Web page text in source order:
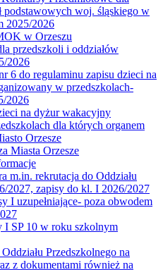
podstawowych woj. śląskiego w
2025/2026
w Orzeszu
przedszkoli i oddziałów
2026
6 do regulaminu zapisu dzieci na
w przedszkolach-
2026
na dyżur wakacyjny
dla których organem
Orzesze
Miasta Orzesze
m.in. rekrutacja do Oddziału
2027, zapisy do kl. I 2026/2027
I uzupełniające- poza obwodem
I SP 10 w roku szkolnym
Przedszkolnego na
z dokumentami również na